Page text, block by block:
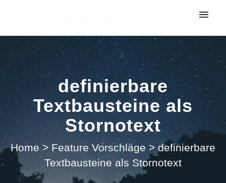
My tickets
Submit ticket
definierbare
Textbausteine als
Stornotext
Home > Feature Vorschläge > definierbare
Textbausteine als Stornotext